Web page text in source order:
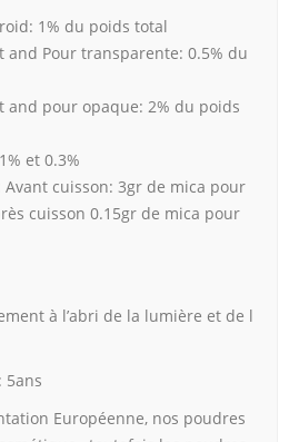
1% du poids total
and Pour transparente: 0.5% du
and pour opaque: 2% du poids
et 0.3%
cuisson: 3gr de mica pour
cuisson 0.15gr de mica pour
à l’abri de la lumière et de l
5ans
Européenne, nos poudres